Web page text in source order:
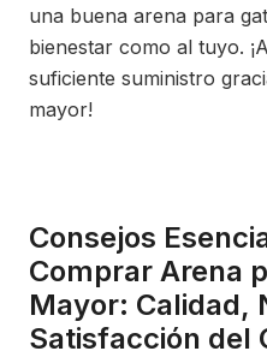
una buena arena para
bienestar como al tuyo.
suficiente suministro
mayor!
Consejos
Comprar Arena
Mayor: Calidad,
Satisfacción del